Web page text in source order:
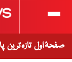
صفحۂ اول تازہ ترین